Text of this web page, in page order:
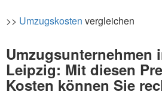
>> Umzugskosten vergleichen
Umzugsunternehmen
Leipzig: Mit diesen
Kosten können Sie